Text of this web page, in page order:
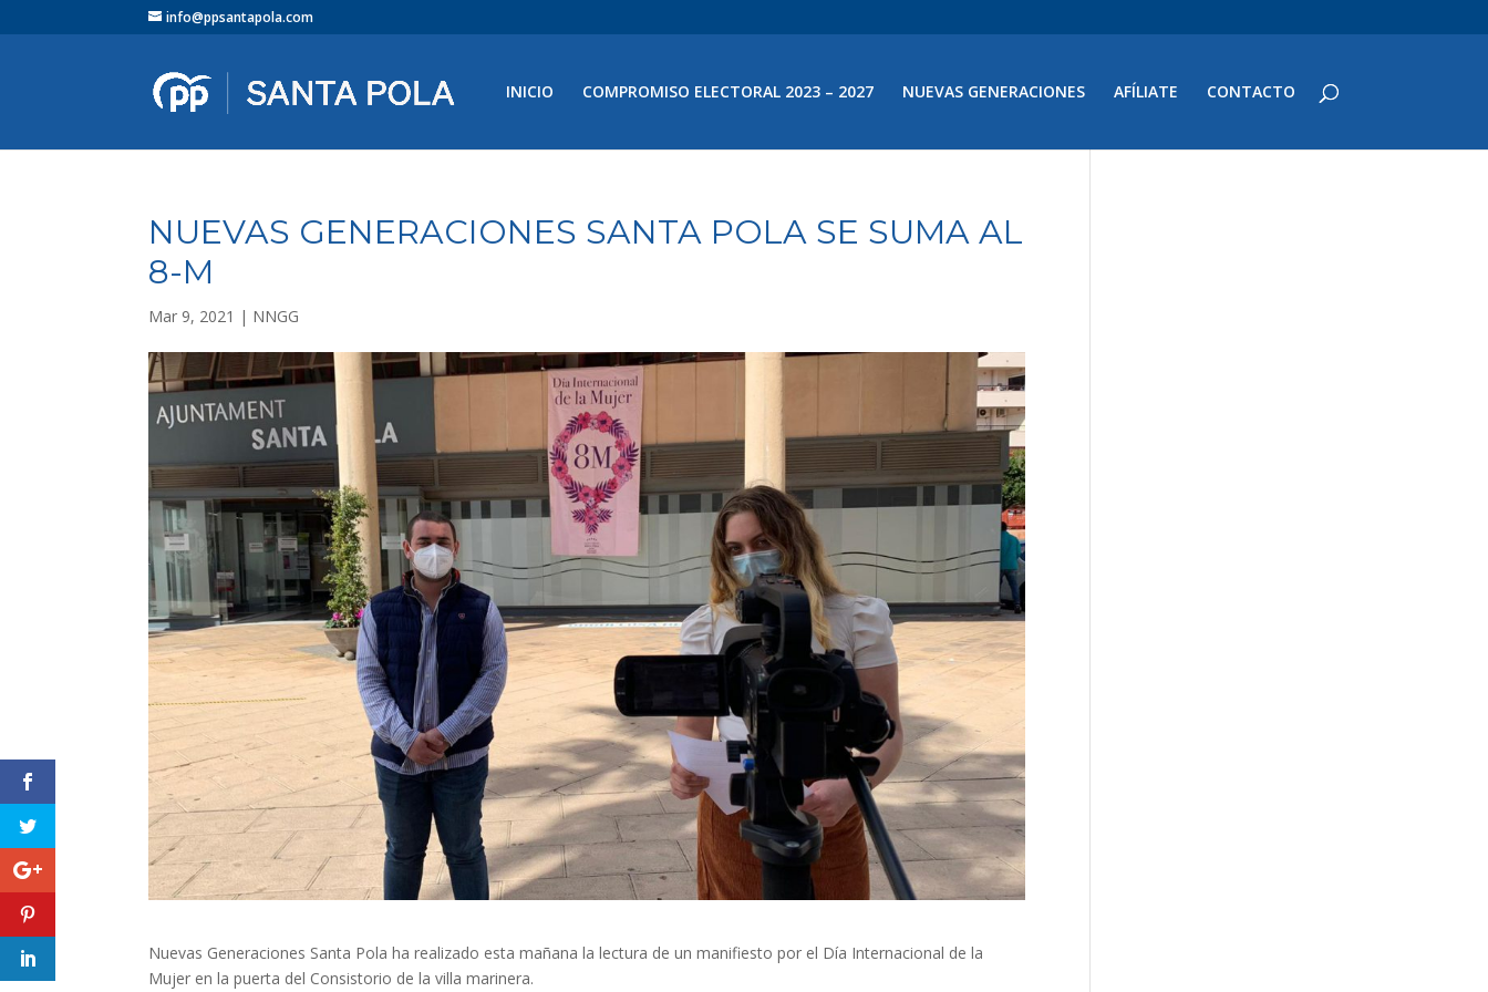
info@ppsantapola.com
INICIO COMPROMISO ELECTORAL 2023 – 2027 NUEVAS GENERACIONES AFÍLIATE CONTACTO
NUEVAS GENERACIONES SANTA POLA SE SUMA AL
8-M
Mar 9, 2021 | NNGG
Nuevas Generaciones Santa Pola ha realizado esta mañana la lectura de un manifiesto por el Día Internacional de la
Mujer en la puerta del Consistorio de la villa marinera.